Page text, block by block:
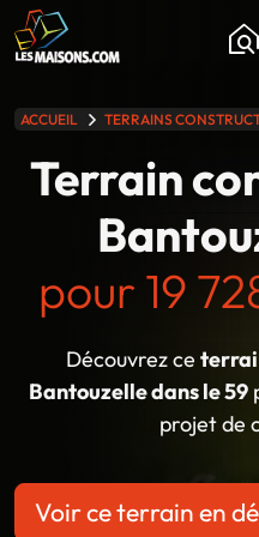
ACCUEIL TERRAINS
Terrain
pour 19
Découvrez ce
Bantouzelle dans le 59
projet de
Voir ce terrain en